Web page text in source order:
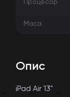
Маса
Опис
iPad Air 13"